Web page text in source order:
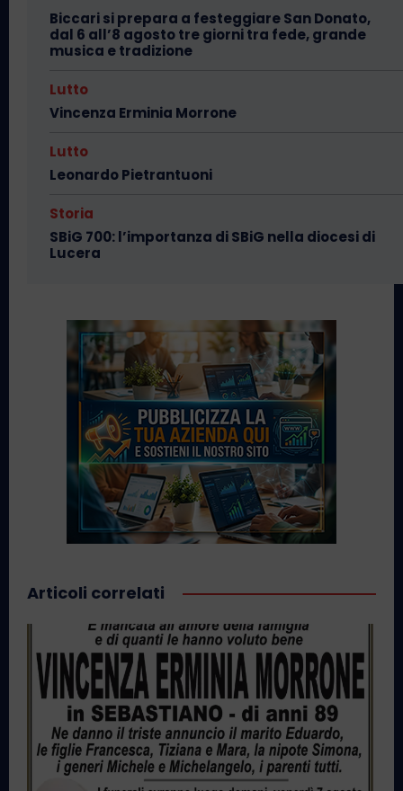
Biccari si prepara a festeggiare San Donato,
dal 6 all’8 agosto tre giorni tra fede, grande
musica e tradizione
Lutto
Vincenza Erminia Morrone
Lutto
Leonardo Pietrantuoni
Storia
SBiG 700: l’importanza di SBiG nella diocesi di
Lucera
Articoli correlati